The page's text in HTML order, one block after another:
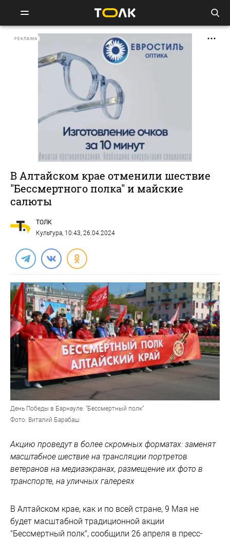
РЕКЛАМА
В Алтайском крае отменили шествие
"Бессмертного полка" и майские
салюты
ТОЛК
Культура, 10:43, 26.04.2024
День Победы в Барнауле. "Бессмертный полк"
Фото: Виталий Барабаш
Акцию проведут в более скромных форматах: заменят
масштабное шествие на трансляции портретов
ветеранов на медиаэкранах, размещение их фото в
транспорте, на уличных галереях
В Алтайском крае, как и по всей стране, 9 Мая не
будет масштабной традиционной акции
"Бессмертный полк", сообщили 26 апреля в пресс-